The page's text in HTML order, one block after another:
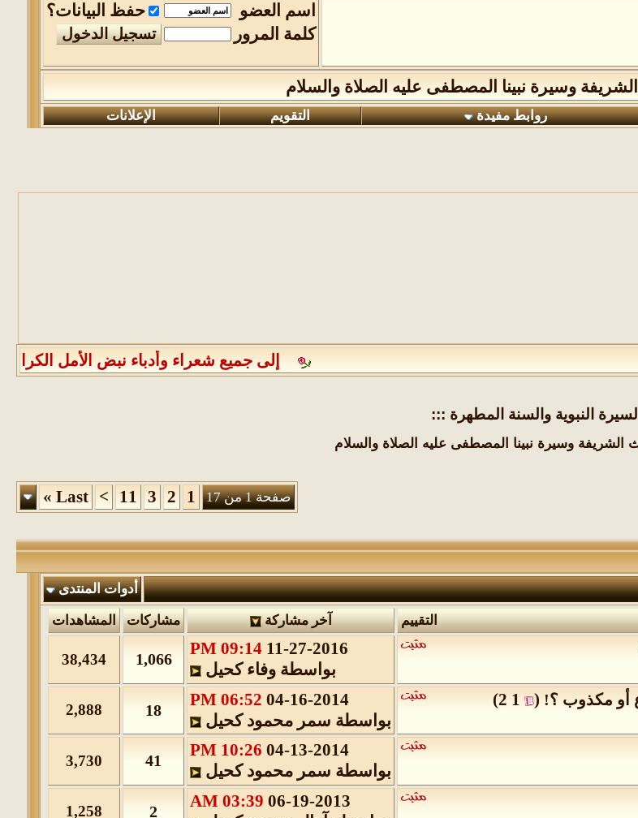
اسم العضو
حفظ البيانات؟
كلمة المرور
الشريفة وسيرة نبينا المصطفى عليه الصلاة والسلام
روابط مفيدة التقويم الإعلانات
النبوية والسنة المطهرة :::
الشريفة وسيرة نبينا المصطفى عليه الصلاة والسلام
صفحة 1 من 17 1
2
3
11
>
Last
»
أدوات المنتدى
التقييم آخر مشاركة مشاركات المشاهدات
11-27-2016
09:14 PM
بواسطة وفاء كحيل
1,066
38,434
أو مكذوب ؟! (
1
2
)
04-16-2014
06:52 PM
بواسطة سمر محمود كحيل
18
2,888
04-13-2014
10:26 PM
بواسطة سمر محمود كحيل
41
3,730
06-19-2013
03:39 AM
2
1,258